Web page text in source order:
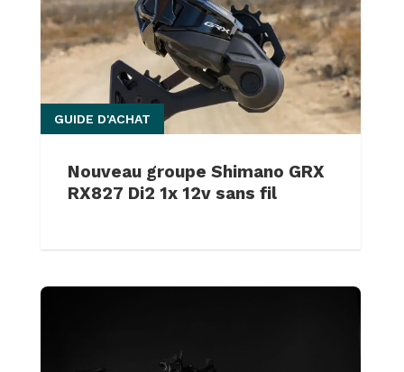
Nouveau groupe Shimano GRX
RX827 Di2 1x 12v sans fil
GUIDE D'ACHAT